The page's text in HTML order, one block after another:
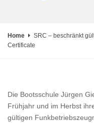
Home
SRC – beschränkt
Certificate
Die Bootsschule Jürgen
Frühjahr und im Herbst
gültigen